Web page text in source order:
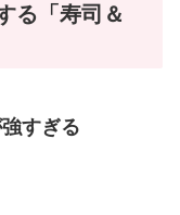
る「寿司＆
すぎる